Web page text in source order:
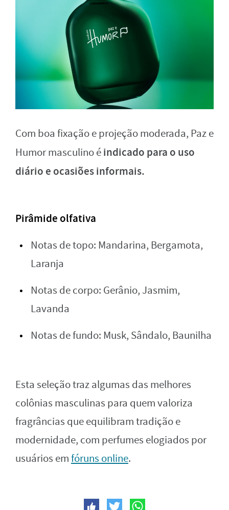
Com boa fixação e projeção moderada, Paz e
Humor masculino éindicado para o uso
diário e ocasiões informais.
Pirâmide olfativa
Notas de topo: Mandarina, Bergamota,
Laranja
Notas de corpo: Gerânio, Jasmim,
Lavanda
Notas de fundo: Musk, Sândalo, Baunilha
Esta seleção traz algumas das melhores
colônias masculinas para quem valoriza
fragrâncias que equilibram tradição e
modernidade, com perfumes elogiados por
usuários emfóruns online.